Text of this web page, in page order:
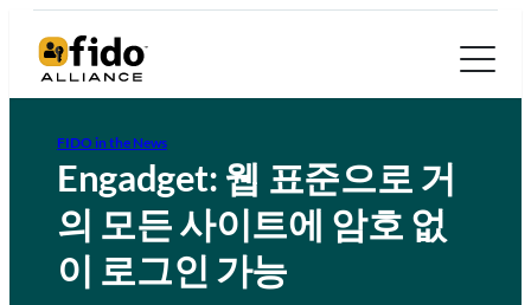
FIDO in the News
Engadget: 웹 표준으로 거
의 모든 사이트에 암호 없
이 로그인 가능